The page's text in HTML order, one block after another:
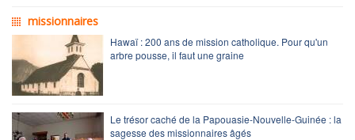
missionnaires
Hawaï : 200 ans de mission catholique. Pour qu'un
arbre pousse, il faut une graine
Le trésor caché de la Papouasie-Nouvelle-Guinée : la
sagesse des missionnaires âgés